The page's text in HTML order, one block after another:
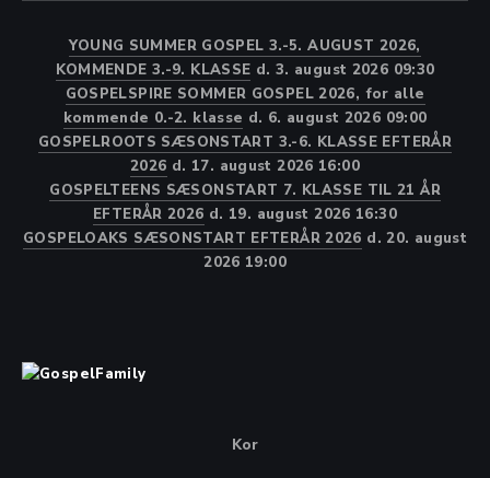
YOUNG SUMMER GOSPEL 3.-5. AUGUST 2026,
KOMMENDE 3.-9. KLASSE d. 3. august 2026 09:30
GOSPELSPIRE SOMMER GOSPEL 2026, for alle
kommende 0.-2. klasse d. 6. august 2026 09:00
GOSPELROOTS SÆSONSTART 3.-6. KLASSE EFTERÅR
2026 d. 17. august 2026 16:00
GOSPELTEENS SÆSONSTART 7. KLASSE TIL 21 ÅR
EFTERÅR 2026 d. 19. august 2026 16:30
GOSPELOAKS SÆSONSTART EFTERÅR 2026 d. 20. august
2026 19:00
Kor